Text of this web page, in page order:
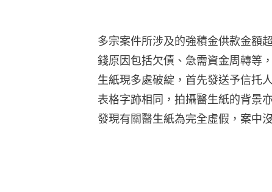
多宗案件所涉及的強積金供款金額
錢原因包括欠債、急需資金周轉等
生紙現多處破綻，首先發送予信托
表格字跡相同，拍攝醫生紙的背景
發現有關醫生紙為完全虛假，案中